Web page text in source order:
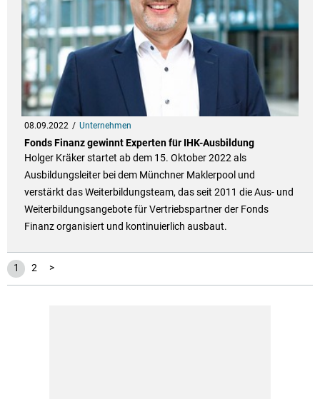
08.09.2022 Unternehmen
Fonds Finanz gewinnt Experten für IHK-Ausbildung
Holger Kräker startet ab dem 15. Oktober 2022 als
Ausbildungsleiter bei dem Münchner Maklerpool und
verstärkt das Weiterbildungsteam, das seit 2011 die Aus- und
Weiterbildungsangebote für Vertriebspartner der Fonds
Finanz organisiert und kontinuierlich ausbaut.
1 2 >